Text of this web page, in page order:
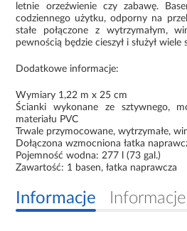
letnie orzeźwienie czy zabawę.
codziennego użytku, odporny na
stałe połączone z wytrzymałym,
pewnością będzie cieszył i służył wiele
Dodatkowe informacje:
Wymiary 1,22 m x 25 cm
Ścianki wykonane ze sztywnego,
materiału PVC
Trwale przymocowane, wytrzymałe,
Dołączona wzmocniona łatka
Pojemność wodna: 277 l (73 gal.)
Zawartość: 1 basen, łatka naprawcza
Informacje